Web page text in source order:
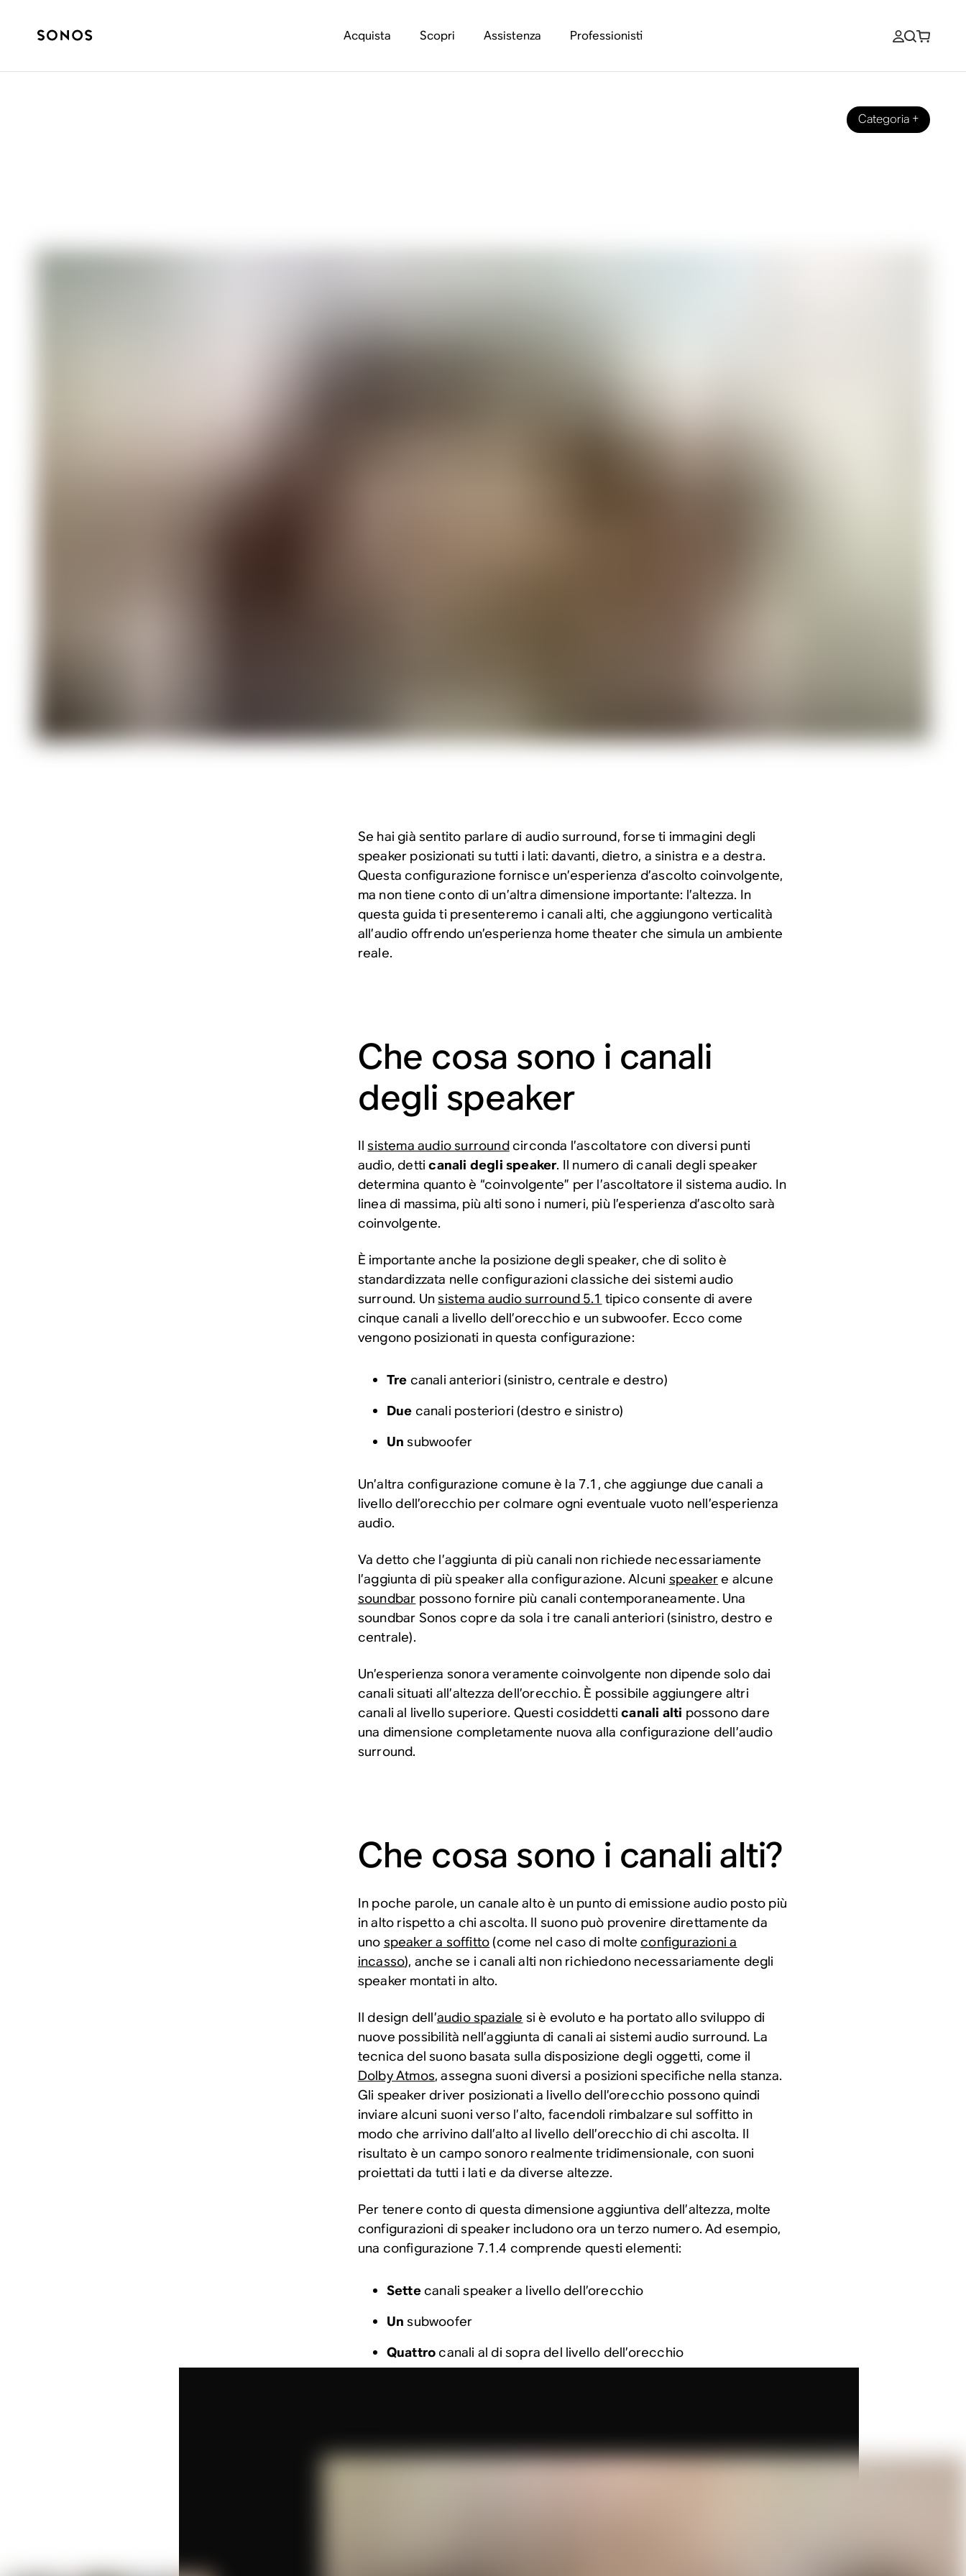
Acquista Scopri Assistenza Professionisti
Categoria +
Se hai già sentito parlare di audio surround, forse ti immagini degli
speaker posizionati su tutti i lati: davanti, dietro, a sinistra e a destra.
Questa configurazione fornisce un’esperienza d’ascolto coinvolgente,
ma non tiene conto di un’altra dimensione importante: l’altezza. In
questa guida ti presenteremo i canali alti, che aggiungono verticalità
all’audio offrendo un’esperienza home theater che simula un ambiente
reale.
Che cosa sono i canali
degli speaker
Ilsistema audio surroundcirconda l’ascoltatore con diversi punti
audio, detticanali degli speaker. Il numero di canali degli speaker
determina quanto è “coinvolgente” per l’ascoltatore il sistema audio. In
linea di massima, più alti sono i numeri, più l’esperienza d’ascolto sarà
coinvolgente.
È importante anche la posizione degli speaker, che di solito è
standardizzata nelle configurazioni classiche dei sistemi audio
surround. Unsistema audio surround 5.1 tipico consente di avere
cinque canali a livello dell’orecchio e un subwoofer. Ecco come
vengono posizionati in questa configurazione:
Tre canali anteriori (sinistro, centrale e destro)
Due canali posteriori (destro e sinistro)
Un subwoofer
Un’altra configurazione comune è la 7.1, che aggiunge due canali a
livello dell’orecchio per colmare ogni eventuale vuoto nell’esperienza
audio.
Va detto che l’aggiunta di più canali non richiede necessariamente
l’aggiunta di più speaker alla configurazione. Alcuni speakere alcune
soundbar possono fornire più canali contemporaneamente. Una
soundbar Sonos copre da sola i tre canali anteriori (sinistro, destro e
centrale).
Un’esperienza sonora veramente coinvolgente non dipende solo dai
canali situati all’altezza dell’orecchio. È possibile aggiungere altri
canali al livello superiore. Questi cosiddetticanali alti possono dare
una dimensione completamente nuova alla configurazione dell’audio
surround.
Che cosa sono i canali alti?
In poche parole, un canale alto è un punto di emissione audio posto più
in alto rispetto a chi ascolta. Il suono può provenire direttamente da
uno speaker a soffitto (come nel caso di molteconfigurazioni a
incasso), anche se i canali alti non richiedono necessariamente degli
speaker montati in alto.
Il design dell’audio spaziale si è evoluto e ha portato allo sviluppo di
nuove possibilità nell’aggiunta di canali ai sistemi audio surround. La
tecnica del suono basata sulla disposizione degli oggetti, come il
Dolby Atmos, assegna suoni diversi a posizioni specifiche nella stanza.
Gli speaker driver posizionati a livello dell’orecchio possono quindi
inviare alcuni suoni verso l’alto, facendoli rimbalzare sul soffitto in
modo che arrivino dall’alto al livello dell’orecchio di chi ascolta. Il
risultato è un campo sonoro realmente tridimensionale, con suoni
proiettati da tutti i lati e da diverse altezze.
Per tenere conto di questa dimensione aggiuntiva dell’altezza, molte
configurazioni di speaker includono ora un terzo numero. Ad esempio,
una configurazione 7.1.4 comprende questi elementi:
Settecanali speaker a livello dell’orecchio
Un subwoofer
Quattrocanali al di sopra del livello dell’orecchio